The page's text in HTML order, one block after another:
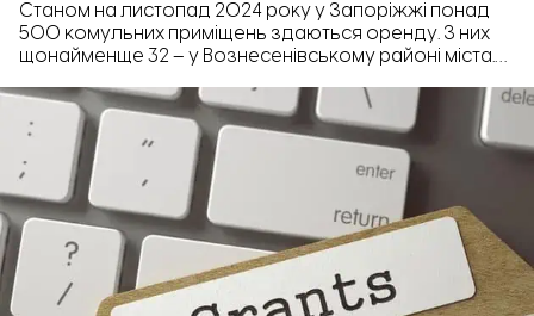
Станом на листопад 2024 року у Запоріжжі понад
500 комульних приміщень здаються оренду. З них
щонайменще 32 – у Вознесенівському районі міста.
ЗМР у відповіді на інформаційний запит «Відбудови.
Запоріжжя».